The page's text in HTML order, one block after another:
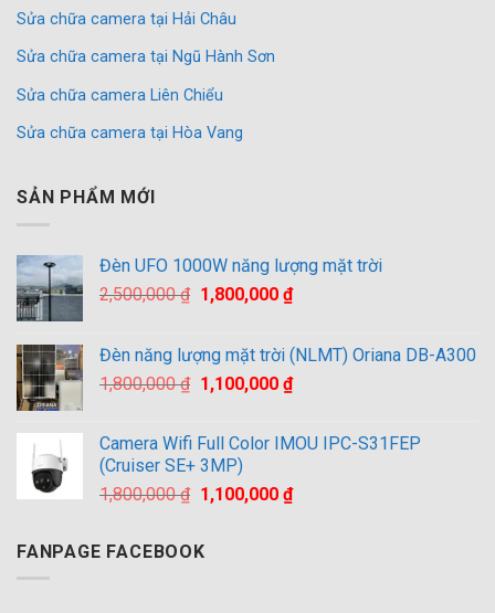
Sửa chữa camera tại Hải Châu
Sửa chữa camera tại Ngũ Hành Sơn
Sửa chữa camera Liên Chiểu
Sửa chữa camera tại Hòa Vang
SẢN PHẨM MỚI
Đèn UFO 1000W năng lượng mặt trời
2,500,000₫ Giá
2,500,000 ₫.
1,800,000 ₫Giá
là:
1,800,000 ₫.
Đèn năng lượng mặt trời (NLMT) Oriana DB-A300
1,800,000₫ Giá
1,800,000 ₫.
1,100,000 ₫Giá
là:
Camera Wifi Full Color IMOU IPC-S31FEP
(Cruiser SE+ 3MP)
1,800,000₫ Giá
1,800,000 ₫.
1,100,000 ₫Giá
FANPAGE FACEBOOK